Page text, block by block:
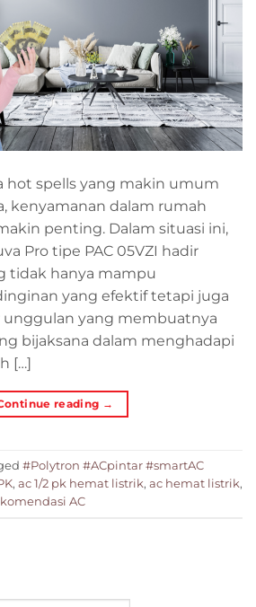
hot spells yang makin umum
kenyamanan dalam rumah
penting. Dalam situasi ini,
Pro tipe PAC 05VZI hadir
tidak hanya mampu
yang efektif tetapi juga
yang membuatnya
bijaksana dalam menghadapi
[…]
reading →
#Polytron #ACpintar #smartAC
, ac 1/2 pk hemat listrik, ac hemat listrik,
AC